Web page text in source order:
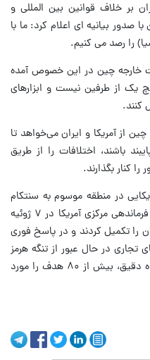
بر خلاف قوانین بین المللی و
صدور بیانیه ای اعلام کرد: ما با
را رصد می کنیم.
خارجه چین در این خصوص آمده
یک از طرفین نیست و ابزارهای
کنند.
از آمریکا و ایران می‌خواهد تا
باشند، اختلافات را از طریق
کنار بگذارند.
در منطقه موسوم به سنتکام
پیشتر در بیانیه ای ادعا کرد: نیروهای فرماندهی مرکزی آمریکا در ۷ ژوئیه
را تکمیل کردند و در پاسخ فوری
تجاری در حال عبور از تنگه هرمز
(!)، با استفاده از مهمات هدایت‌ شونده دقیق، بیش از ۸۰ هدف را مورد